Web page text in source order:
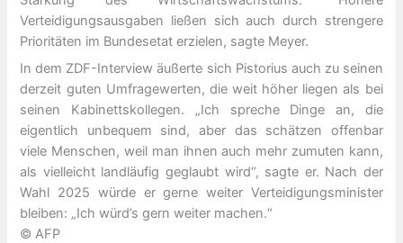
Verteidigungsausgaben ließen sich auch durch strengere
Prioritäten im Bundesetat erzielen, sagte Meyer.
In dem ZDF-Interview äußerte sich Pistorius auch zu seinen
derzeit guten Umfragewerten, die weit höher liegen als bei
seinen Kabinettskollegen. „Ich spreche Dinge an, die
eigentlich unbequem sind, aber das schätzen offenbar
viele Menschen, weil man ihnen auch mehr zumuten kann,
als vielleicht landläufig geglaubt wird“, sagte er. Nach der
Wahl 2025 würde er gerne weiter Verteidigungsminister
bleiben: „Ich würd’s gern weiter machen.“
© AFP